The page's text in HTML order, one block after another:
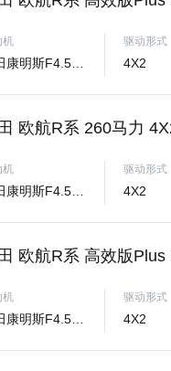
机 驱动形式
4X2
欧航R系 260马力
机 驱动形式
4X2
欧航R系 高效版Plus
机 驱动形式
4X2